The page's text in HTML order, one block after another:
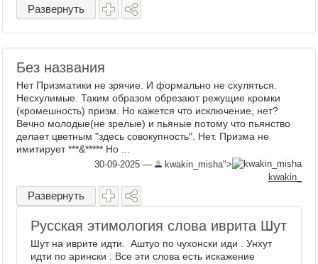
Развернуть
Без названия
Нет Призматики не зрячие. И формально не схуляться.
Несхулимые. Таким образом обрезают режущие кромки
(кромешность) призм. Но кажется что исключение, нет?
Вечно молодые(не зрелые) и пьяные потому что пьянство
делает цветным "здесь совокупность". Нет. Призма не
имитирует ***&***** Но ...
30-09-2025 —
kwakin_misha">
kwakin_
Развернуть
Русская этимология слова иврита Шут
Шут на иврите идти. Аштуо по чухонски иди . Унхут
идти по арински . Все эти слова есть искажение